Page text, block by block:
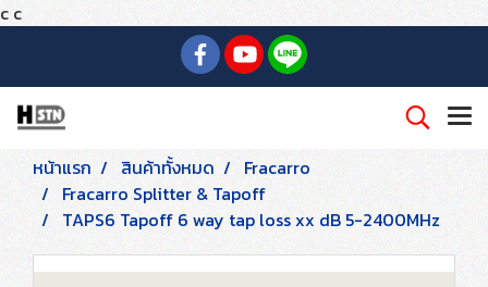
c c
หน้าแรก สินค้าทั้งหมด
Fracarro
Fracarro Splitter & Tapoff
TAPS6 Tapoff 6 way tap loss xx dB 5-2400MHz